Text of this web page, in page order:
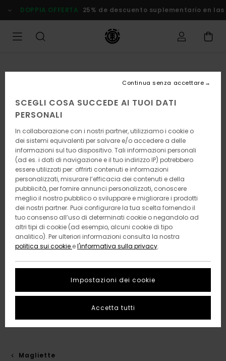
alle
informazioni
prodotto
DOPPIA OFFERTA 25% de descuento suplementario en
Magliette
SCEGLI COSA SUCCEDE AI TUOI DATI
PERSONALI
In collaborazione con i nostri partner, utilizziamo i cookie o
dei sistemi equivalenti per salvare e/o accedere a delle
informazioni sul tuo dispositivo. Tali informazioni personali
(ad es. i dati di navigazione e il tuo indirizzo IP) potrebbero
essere utilizzati per: offrirti contenuti e informazioni
personalizzati, misurare l’efficacia dei contenuti e della
pubblicità, per fornire annunci personalizzati, conoscere
meglio il nostro pubblico o sviluppare e migliorare i prodotti
dei nostri partner. Puoi configurare la tua scelta fornendo il
tuo consenso all’uso di determinati cookie o negandolo ad
altri tipi di cookie (ad esempio, alcuni cookie di tipo
analitico). Per ulteriori informazioni consulta la nostra
politica sui cookie el'informativa sulla privacy.
Impostazioni dei cookie
Continua senza accettare
Accetta tutti